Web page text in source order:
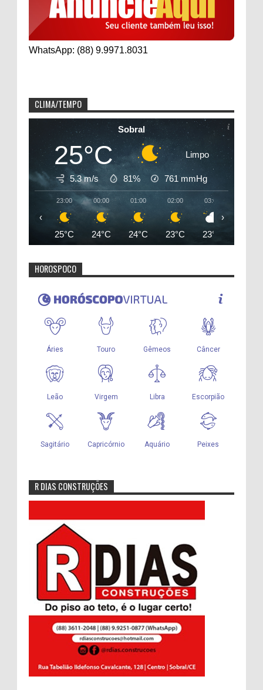
WhatsApp: (88) 9.9971.8031
CLIMA/TEMPO
Sobral
25°C Limpo
5.3 m/s 81% 761mmHg
23:00
25°C
00:00
24°C
01:00
24°C
02:00
23°C
03:00
23°C
‹ ›
HOROSPOCO
R DIAS CONSTRUÇÕES